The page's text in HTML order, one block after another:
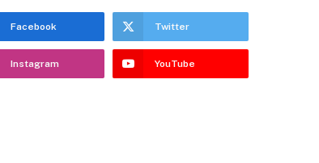
Facebook Twitter
Instagram YouTube